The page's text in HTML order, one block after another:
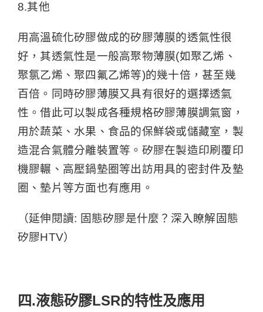
8.其他
用高溫硫化矽膠做成的矽膠薄膜的透氣性很
好，其透氣性是一般高聚物薄膜(如聚乙烯、
聚氯乙烯、聚四氟乙烯等)的幾十倍，甚至幾
百倍。同時矽膠薄膜又具有很好的選擇透氣
性。借此可以製成各種規格矽膠薄膜調氣窗，
用於蔬菜、水果、食品的保鮮袋或儲藏室，製
造混合氣體分離裝置等。矽膠在製造印刷覆印
機膠輾、高壓鍋墊圈等出訪用具的密封件及墊
圈、墊片等方面也有應用。
（延伸閱讀: 固態矽膠是什麼？深入瞭解固態
矽膠HTV）
四.液態矽膠LSR的特性及應用